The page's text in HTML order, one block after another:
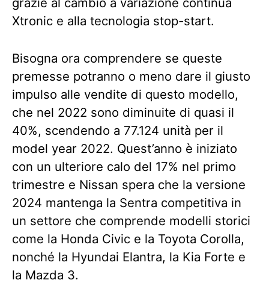
Xtronic e alla tecnologia stop-start.
Bisogna ora comprendere se queste
premesse potranno o meno dare il giusto
impulso alle vendite di questo modello,
che nel 2022 sono diminuite di quasi il
40%, scendendo a 77.124 unità per il
model year 2022. Quest’anno è iniziato
con un ulteriore calo del 17% nel primo
trimestre e Nissan spera che la versione
2024 mantenga la Sentra competitiva in
un settore che comprende modelli storici
come la Honda Civic e la Toyota Corolla,
nonché la Hyundai Elantra, la Kia Forte e
la Mazda 3.